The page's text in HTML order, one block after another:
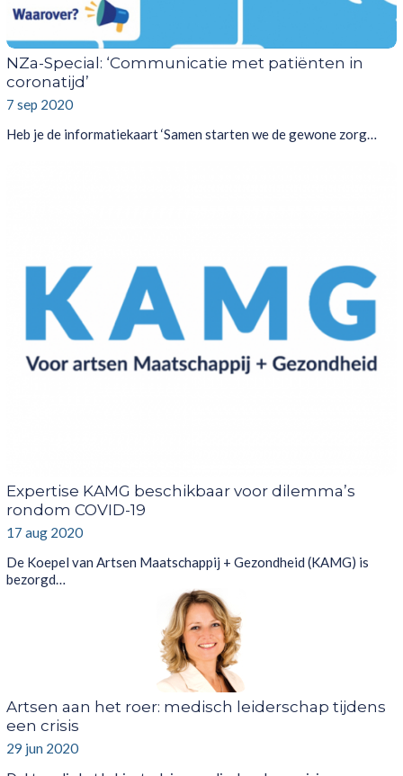
NZa-Special: ‘Communicatie met patiënten in
coronatijd’
7 sep 2020
Heb je de informatiekaart ‘Samen starten we de gewone zorg…
Expertise KAMG beschikbaar voor dilemma’s
rondom COVID-19
17 aug 2020
De Koepel van Artsen Maatschappij + Gezondheid (KAMG) is
bezorgd…
Artsen aan het roer: medisch leiderschap tijdens
een crisis
29 jun 2020